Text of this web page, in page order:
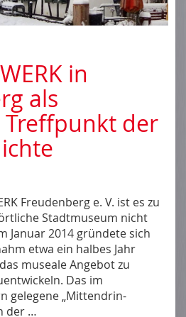
in
als
der
Freudenberg e. V. ist es zu
Stadtmuseum nicht
Januar 2014 gründete sich
etwa ein halbes Jahr
museale Angebot zu
Das im
gelegene „Mittendrin-
der …